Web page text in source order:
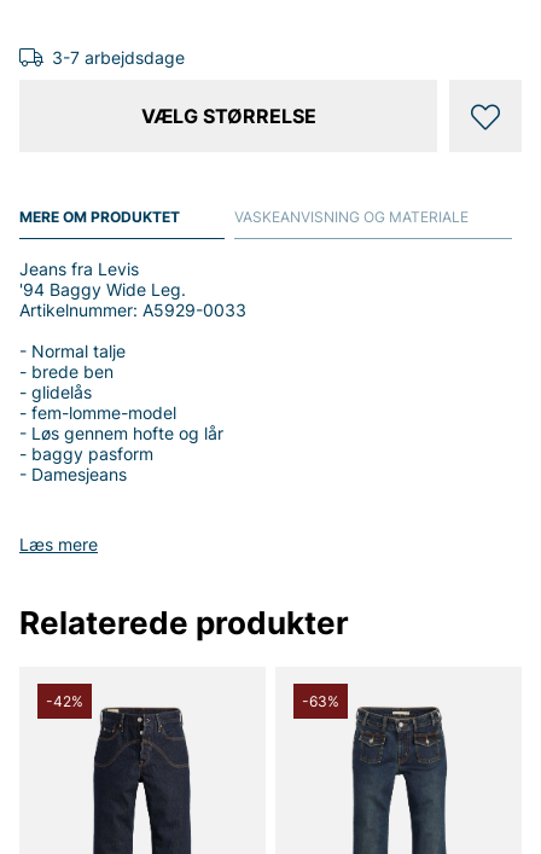
3-7 arbejdsdage
VÆLG STØRRELSE
MERE OM PRODUKTET
Læs mere
Jeans fra Levis
'94 Baggy Wide Leg.
Artikelnummer: A5929-0033
- Normal talje
- brede ben
- glidelås
- fem-lomme-model
- Løs gennem hofte og lår
- baggy pasform
- Damesjeans
VASKEANVISNING OG MATERIALE
Relaterede produkter
-42% -63%